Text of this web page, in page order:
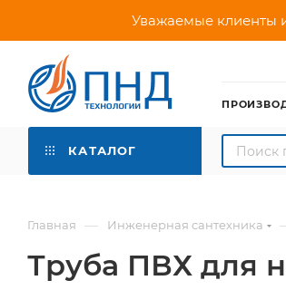
Уважаемые клиенты
КАТАЛОГ
Главная — Инженерная сантехника
Труба ПВХ для